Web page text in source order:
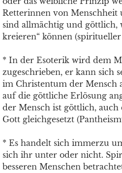
Retterinnen von Menschheit
sind allmächtig und göttlich,
kreieren“ können
* In der Esoterik wird dem
zugeschrieben, er kann sich
im Christentum der Mensch
auf die göttliche Erlösung
der Mensch ist göttlich,
Gott gleichgesetzt
* Es handelt sich immerzu
sich ihr unter oder nicht.
besseren Menschen